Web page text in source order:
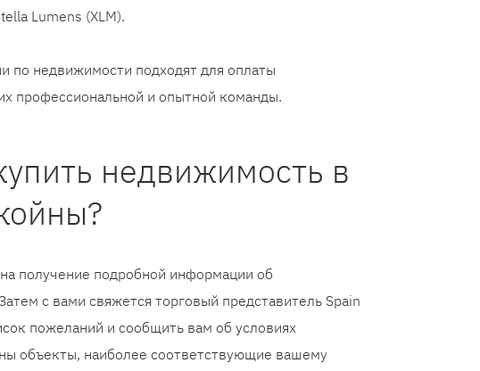
Lumens (XLM).
по недвижимости подходят для оплаты
профессиональной и опытной команды.
недвижимость в
получение подробной информации об
с вами свяжется торговый представитель Spain
пожеланий и сообщить вам об условиях
объекты, наиболее соответствующие вашему